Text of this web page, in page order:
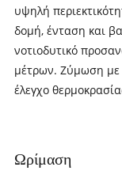
υψηλή
δομή, ένταση και
νοτιοδυτικό
μέτρων. Ζύμωση με
έλεγχο
Ωρίμαση